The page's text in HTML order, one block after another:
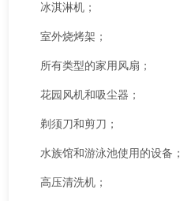
冰淇淋机；
室外烧烤架；
所有类型的家用风扇；
花园风机和吸尘器；
剃须刀和剪刀；
水族馆和游泳池使用的设备；
高压清洗机；